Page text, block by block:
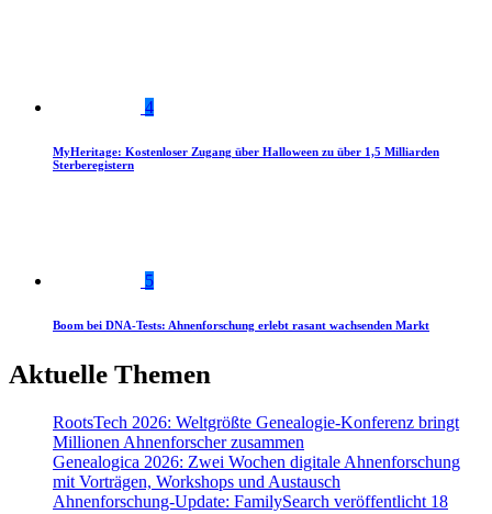
4
MyHeritage: Kostenloser Zugang über Halloween zu über 1,5 Milliarden
Sterberegistern
5
Boom bei DNA-Tests: Ahnenforschung erlebt rasant wachsenden Markt
Aktuelle Themen
RootsTech 2026: Weltgrößte Genealogie-Konferenz bringt
Millionen Ahnenforscher zusammen
Genealogica 2026: Zwei Wochen digitale Ahnenforschung
mit Vorträgen, Workshops und Austausch
Ahnenforschung-Update: FamilySearch veröffentlicht 18